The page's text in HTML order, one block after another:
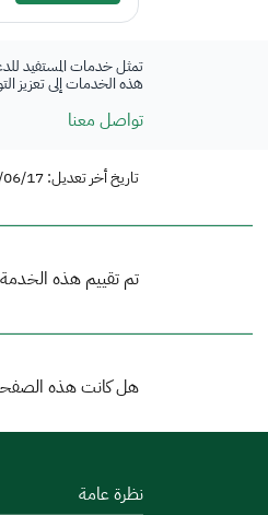
تمثل خدمات المستفيد
هذه الخدمات إلى تعزيز
تواصل معنا
تاريخ أخر تعديل: 2026/06/17 3:17 م
تم تقييم هذه
هل كانت هذه
نظرة عامة